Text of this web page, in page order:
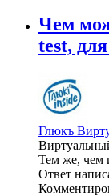
Чем
test,
Глюкъ
Тем же, чем
Ответ